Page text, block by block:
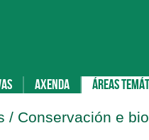
Axenda Áreas
/ Conservación e